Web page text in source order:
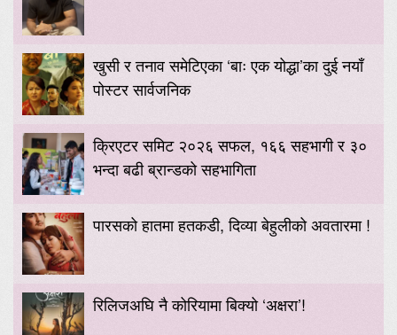
खुसी र तनाव समेटिएका ‘बाः एक योद्धा’का दुई नयाँ
पोस्टर सार्वजनिक
क्रिएटर समिट २०२६ सफल, १६६ सहभागी र ३०
भन्दा बढी ब्रान्डको सहभागिता
पारसको हातमा हतकडी, दिव्या बेहुलीको अवतारमा !
रिलिजअघि नै कोरियामा बिक्यो ‘अक्षरा’!